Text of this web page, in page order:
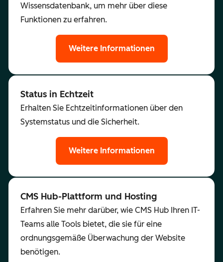
Wissensdatenbank, um mehr über diese
Funktionen zu erfahren.
Weitere Informationen
Status in Echtzeit
Erhalten Sie Echtzeitinformationen über den
Systemstatus und die Sicherheit.
Weitere Informationen
CMS Hub-Plattform und Hosting
Erfahren Sie mehr darüber, wie CMS Hub Ihren IT-
Teams alle Tools bietet, die sie für eine
ordnungsgemäße Überwachung der Website
benötigen.